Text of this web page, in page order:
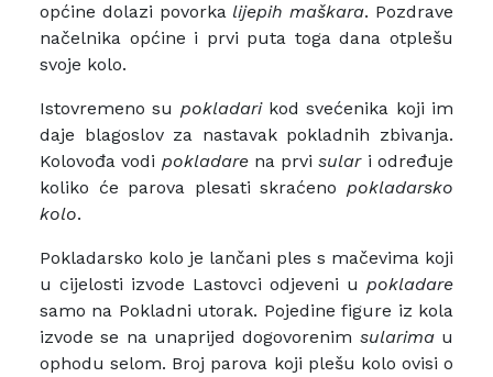
općine dolazi povorkalijepih maškara. Pozdrave
načelnika općine i prvi puta toga dana otplešu
svoje kolo.
Istovremeno su pokladarikod svećenika koji im
daje blagoslov za nastavak pokladnih zbivanja.
Kolovođa vodi pokladarena prvisulari određuje
koliko će parova plesati skraćeno pokladarsko
kolo.
Pokladarsko kolo je lančani ples s mačevima koji
u cijelosti izvode Lastovci odjeveni u pokladare
samo na Pokladni utorak. Pojedine figure iz kola
izvode se na unaprijed dogovorenim sularima u
ophodu selom. Broj parova koji plešu kolo ovisi o